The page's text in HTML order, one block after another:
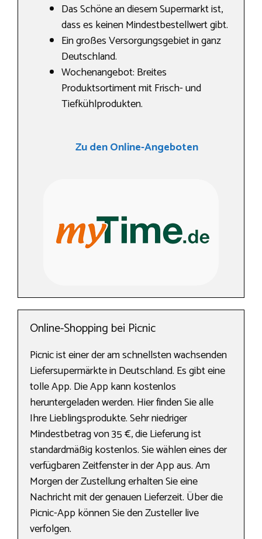
Das Schöne an diesem Supermarkt ist,
dass es keinen Mindestbestellwert gibt.
Ein großes Versorgungsgebiet in ganz
Deutschland.
Wochenangebot: Breites
Produktsortiment mit Frisch- und
Tiefkühlprodukten.
Zu den Online-Angeboten
Online-Shopping bei Picnic
Picnic ist einer der am schnellsten wachsenden
Liefersupermärkte in Deutschland. Es gibt eine
tolle App. Die App kann kostenlos
heruntergeladen werden. Hier finden Sie alle
Ihre Lieblingsprodukte. Sehr niedriger
Mindestbetrag von 35 €, die Lieferung ist
standardmäßig kostenlos. Sie wählen eines der
verfügbaren Zeitfenster in der App aus. Am
Morgen der Zustellung erhalten Sie eine
Nachricht mit der genauen Lieferzeit. Über die
Picnic-App können Sie den Zusteller live
verfolgen.